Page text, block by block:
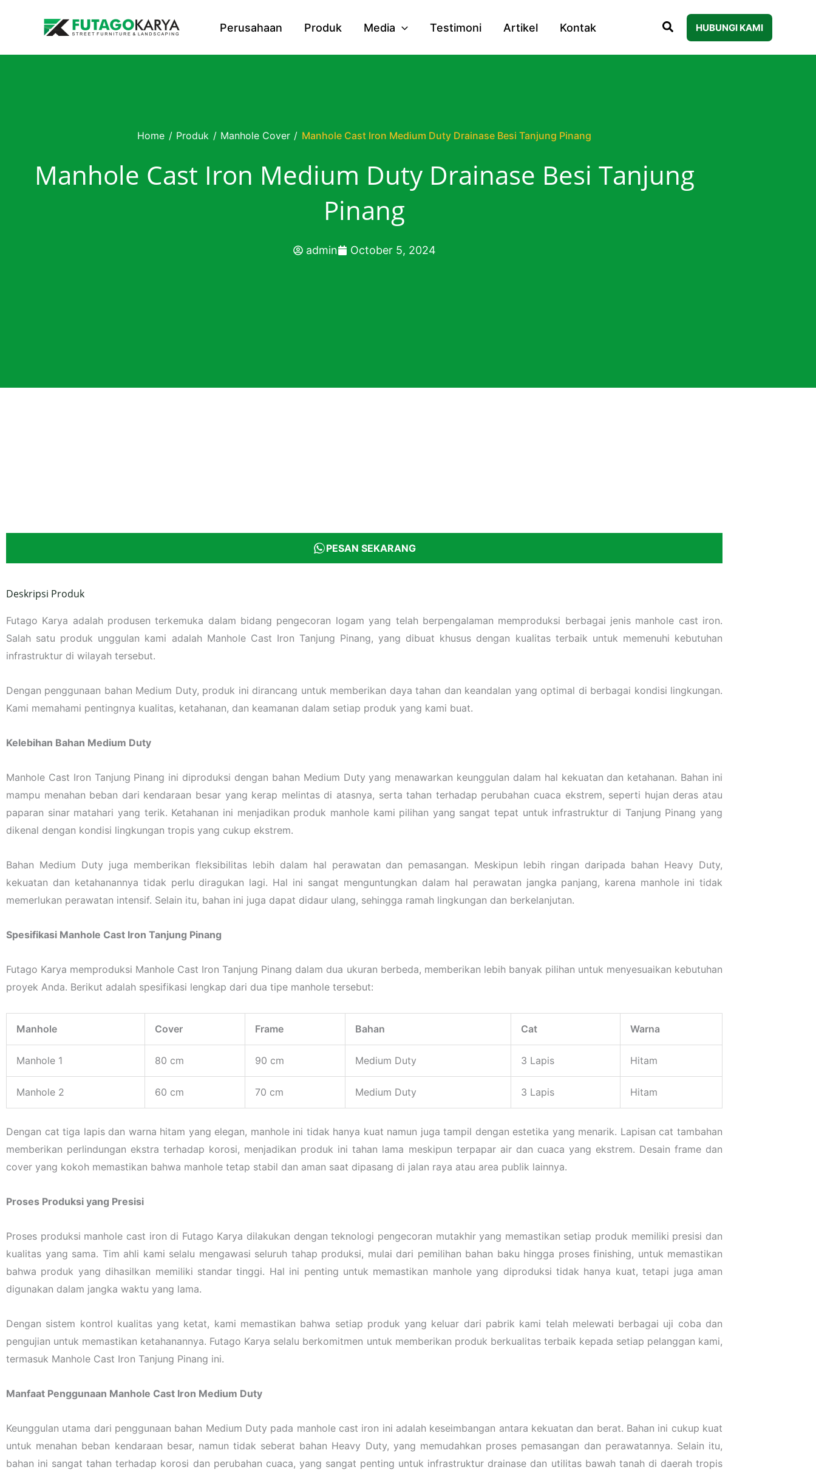
Perusahaan Produk Media Testimoni Artikel Kontak HUBUNGI KAMI
Home / Produk / Manhole Cover / Manhole Cast Iron Medium Duty Drainase Besi Tanjung Pinang
Manhole Cast Iron Medium Duty Drainase Besi Tanjung
Pinang
admin October 5, 2024
PESAN SEKARANG
Deskripsi Produk
Futago Karya adalah produsen terkemuka dalam bidang pengecoran logam yang telah berpengalaman memproduksi berbagai jenis manhole cast iron.
Salah satu produk unggulan kami adalah Manhole Cast Iron Tanjung Pinang, yang dibuat khusus dengan kualitas terbaik untuk memenuhi kebutuhan
infrastruktur di wilayah tersebut.
Dengan penggunaan bahan Medium Duty, produk ini dirancang untuk memberikan daya tahan dan keandalan yang optimal di berbagai kondisi lingkungan.
Kami memahami pentingnya kualitas, ketahanan, dan keamanan dalam setiap produk yang kami buat.
Kelebihan Bahan Medium Duty
Manhole Cast Iron Tanjung Pinang ini diproduksi dengan bahan Medium Duty yang menawarkan keunggulan dalam hal kekuatan dan ketahanan. Bahan ini
mampu menahan beban dari kendaraan besar yang kerap melintas di atasnya, serta tahan terhadap perubahan cuaca ekstrem, seperti hujan deras atau
paparan sinar matahari yang terik. Ketahanan ini menjadikan produk manhole kami pilihan yang sangat tepat untuk infrastruktur di Tanjung Pinang yang
dikenal dengan kondisi lingkungan tropis yang cukup ekstrem.
Bahan Medium Duty juga memberikan fleksibilitas lebih dalam hal perawatan dan pemasangan. Meskipun lebih ringan daripada bahan Heavy Duty,
kekuatan dan ketahanannya tidak perlu diragukan lagi. Hal ini sangat menguntungkan dalam hal perawatan jangka panjang, karena manhole ini tidak
memerlukan perawatan intensif. Selain itu, bahan ini juga dapat didaur ulang, sehingga ramah lingkungan dan berkelanjutan.
Spesifikasi Manhole Cast Iron Tanjung Pinang
Futago Karya memproduksi Manhole Cast Iron Tanjung Pinang dalam dua ukuran berbeda, memberikan lebih banyak pilihan untuk menyesuaikan kebutuhan
proyek Anda. Berikut adalah spesifikasi lengkap dari dua tipe manhole tersebut:
Manhole Cover Frame Bahan Cat Warna
Manhole 1 80 cm 90 cm Medium Duty 3 Lapis Hitam
Manhole 2 60 cm 70 cm Medium Duty 3 Lapis Hitam
Dengan cat tiga lapis dan warna hitam yang elegan, manhole ini tidak hanya kuat namun juga tampil dengan estetika yang menarik. Lapisan cat tambahan
memberikan perlindungan ekstra terhadap korosi, menjadikan produk ini tahan lama meskipun terpapar air dan cuaca yang ekstrem. Desain frame dan
cover yang kokoh memastikan bahwa manhole tetap stabil dan aman saat dipasang di jalan raya atau area publik lainnya.
Proses Produksi yang Presisi
Proses produksi manhole cast iron di Futago Karya dilakukan dengan teknologi pengecoran mutakhir yang memastikan setiap produk memiliki presisi dan
kualitas yang sama. Tim ahli kami selalu mengawasi seluruh tahap produksi, mulai dari pemilihan bahan baku hingga proses finishing, untuk memastikan
bahwa produk yang dihasilkan memiliki standar tinggi. Hal ini penting untuk memastikan manhole yang diproduksi tidak hanya kuat, tetapi juga aman
digunakan dalam jangka waktu yang lama.
Dengan sistem kontrol kualitas yang ketat, kami memastikan bahwa setiap produk yang keluar dari pabrik kami telah melewati berbagai uji coba dan
pengujian untuk memastikan ketahanannya. Futago Karya selalu berkomitmen untuk memberikan produk berkualitas terbaik kepada setiap pelanggan kami,
termasuk Manhole Cast Iron Tanjung Pinang ini.
Manfaat Penggunaan Manhole Cast Iron Medium Duty
Keunggulan utama dari penggunaan bahan Medium Duty pada manhole cast iron ini adalah keseimbangan antara kekuatan dan berat. Bahan ini cukup kuat
untuk menahan beban kendaraan besar, namun tidak seberat bahan Heavy Duty, yang memudahkan proses pemasangan dan perawatannya. Selain itu,
bahan ini sangat tahan terhadap korosi dan perubahan cuaca, yang sangat penting untuk infrastruktur drainase dan utilitas bawah tanah di daerah tropis